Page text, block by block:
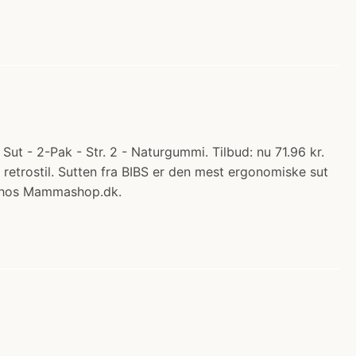
- 2-Pak - Str. 2 - Naturgummi. Tilbud: nu 71.96 kr.
Sutten fra BIBS er den mest ergonomiske sut
Mammashop.dk.